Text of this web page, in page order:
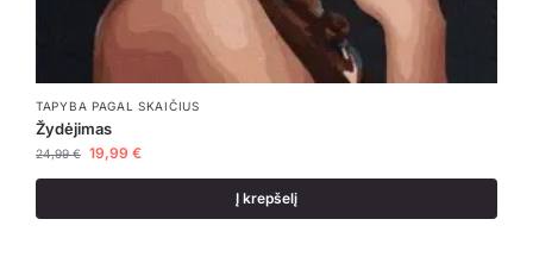
TAPYBA PAGAL SKAIČIUS
Žydėjimas
24,99€ 19,99 €
Į krepšelį